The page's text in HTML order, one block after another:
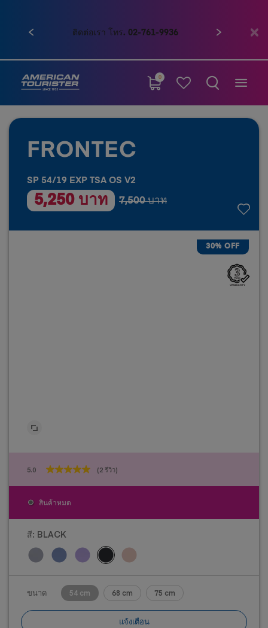
ติดต่อเรา โทร. 02-761-9936
0
FRONTEC
SP 54/19 EXP TSA OS V2
5,250 บาท 7,500 บาท
30% OFF
5.0 (2 รีวิว)
5.0
จาก
5
2
บท
วิจารณ์
สินค้าหมด
สี: BLACK
ขนาด 54 cm 68 cm 75 cm
แจ้งเตือน